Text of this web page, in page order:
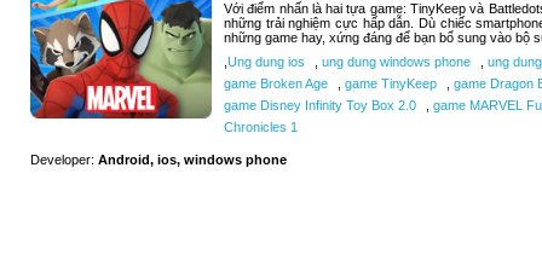
Với điểm nhấn là hai tựa game: TinyKeep và
những trải nghiệm cực hấp dẫn. Dù chiếc
những game hay, xứng đáng để bạn bổ sung vào bộ
Ung dung ios ung dung windows phone
ung
game Broken Age
game TinyKeep
game Dragon
game Disney Infinity Toy Box 2.0
game MARVEL
Chronicles 1
Developer: Android, ios, windows phone